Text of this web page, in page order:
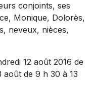
conjoints, ses
Monique, Dolorès,
neveux, nièces,
12 août 2016 de
août de 9 h 30 à 13